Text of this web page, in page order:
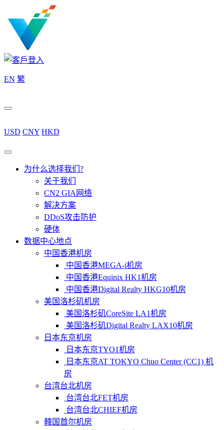
EN 繁
USD CNY HKD
为什么选择我们?
关于我们
CN2 GIA网络
解决方案
DDoS攻击防护
硬体
数据中心地点
中国香港机房
中国香港MEGA-i机房
中国香港Equinix HK1机房
中国香港Digital Realty HKG10机房
美国洛杉矶机房
美国洛杉矶CoreSite LA1机房
美国洛杉矶Digital Realty LAX10机房
日本东京机房
日本东京TYO1机房
日本东京AT TOKYO Chuo Center (CC1) 机
房
台湾台北机房
台湾台北FET机房
台湾台北CHIEF机房
韓国首尔机房